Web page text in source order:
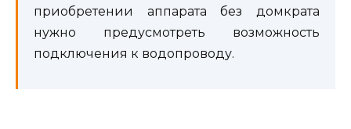
приобретении аппарата без домкрата
нужно предусмотреть возможность
подключения к водопроводу.